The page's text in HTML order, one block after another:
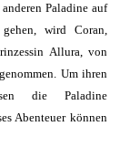
Paladine auf
wird Coran,
Allura, von
Um ihren
die Paladine
Abenteuer können